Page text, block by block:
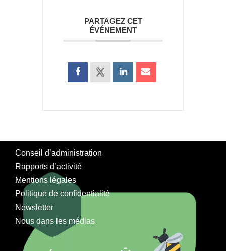
PARTAGEZ CET
ÉVÉNEMENT
Conseil d’administration
Rapports d’activité
Mentions légales
Politique de confidentialité
Newsletter
Nous dans les médias